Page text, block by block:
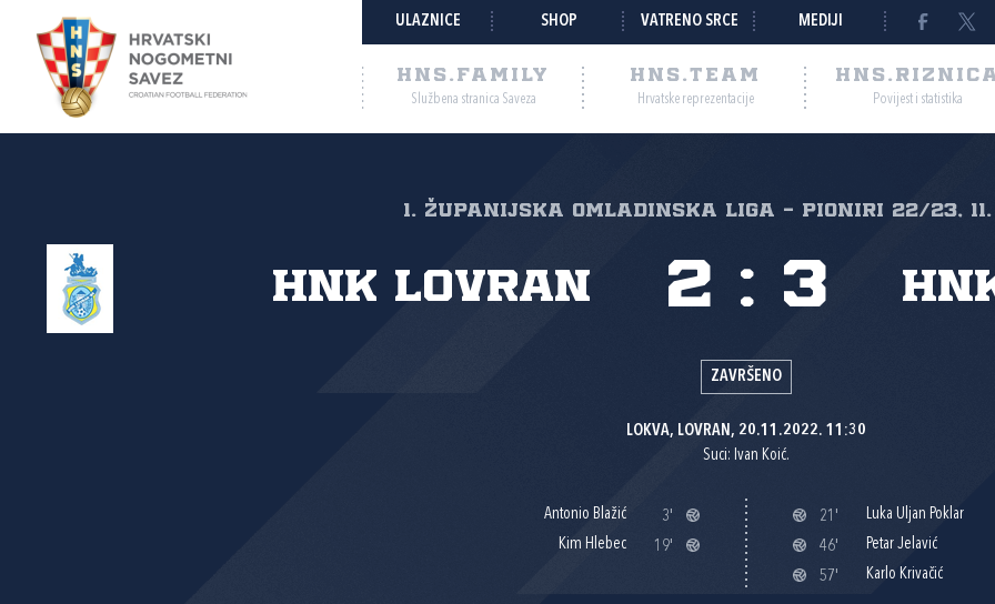
ULAZNICE SHOP VATRENO SRCE MEDIJI
HNS.FAMILY
Službena stranica Saveza
HNS.TEAM
Hrvatske reprezentacije Povijest i statistika
1. Županijska omladinska liga - Pioniri 22/23,
HNK Lovran 2 : 3
ZAVRŠENO
LOKVA, LOVRAN, 20.11.2022. 11:30
Suci: Ivan Koić.
Antonio Blažić
3'
Kim Hlebec
19'
21'
Luka Uljan Poklar
46'
Petar Jelavić
57'
Karlo Krivačić